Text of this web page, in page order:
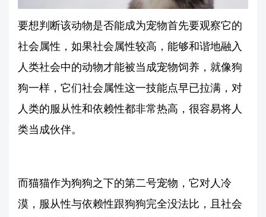
要想判断该动物是否能成为宠物首先要观察它的
社会属性，如果社会属性较高，能够和谐地融入
人类社会中的动物才能被当成宠物饲养，就像狗
狗一样，它们社会属性这一技能点早已拉满，对
人类的服从性和依赖性都非常热高，很容易将人
类当成伙伴。
而猫猫作为狗狗之下的第二号宠物，它对人冷
漠，服从性与依赖性跟狗狗完全没法比，且社会